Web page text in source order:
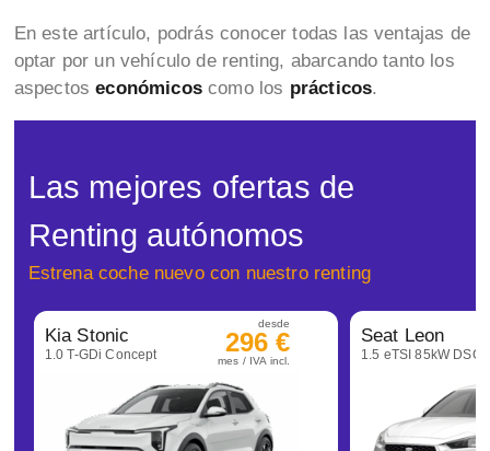
En este artículo, podrás conocer todas las ventajas de
optar por un vehículo de renting, abarcando tanto los
aspectoseconómicoscomo los prácticos.
Las mejores ofertas de
Renting autónomos
Estrena coche nuevo con nuestro renting
Kia Stonic
1.0 T-GDi Concept
desde
296 €
mes / IVA incl.
Seat Leon